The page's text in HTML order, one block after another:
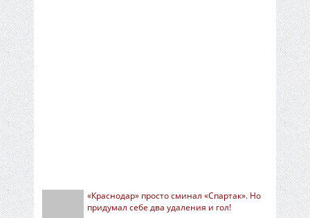
«Краснодар» просто сминал «Спартак». Но
придумал себе два удаления и гол!